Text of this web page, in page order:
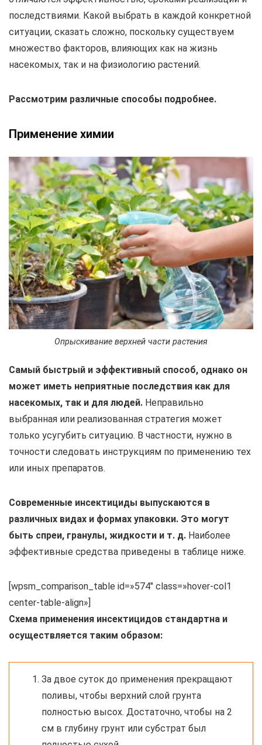
последствиями. Какой выбрать в каждой конкретной
ситуации, сказать сложно, поскольку существуем
множество факторов, влияющих как на жизнь
насекомых, так и на физиологию растений.
Рассмотрим различные способы подробнее.
Применение химии
Опрыскивание верхней части растения
Самый быстрый и эффективный способ, однако он
может иметь неприятные последствия как для
насекомых, так и для людей. Неправильно
выбранная или реализованная стратегия может
только усугубить ситуацию. В частности, нужно в
точности следовать инструкциям по применению тех
или иных препаратов.
Современные инсектициды выпускаются в
различных видах и формах упаковки. Это могут
быть спреи, гранулы, жидкости и т. д. Наиболее
эффективные средства приведены в таблице ниже.
[wpsm_comparison_table id=»574″ class=»hover-col1
center-table-align»]
Схема применения инсектицидов стандартна и
осуществляется таким образом:
За двое суток до применения прекращают
поливы, чтобы верхний слой грунта
полностью высох. Достаточно, чтобы на 2
см в глубину грунт или субстрат был